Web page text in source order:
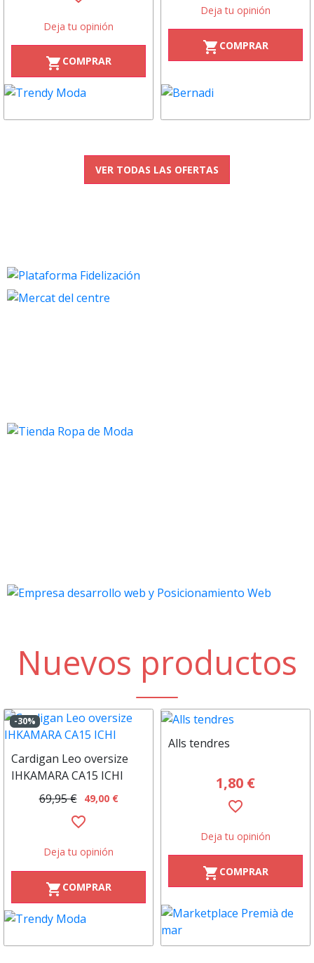
Deja tu opinión
shopping_cart COMPRAR
Deja tu opinión
shopping_cart COMPRAR
VER TODAS LAS OFERTAS
Nuevos productos
Cardigan Leo oversize
IHKAMARA CA15 ICHI
-30%
69,95 € 49,00 €
favorite_border
Deja tu opinión
shopping_cart COMPRAR
Alls tendres
1,80 €
favorite_border
Deja tu opinión
shopping_cart COMPRAR